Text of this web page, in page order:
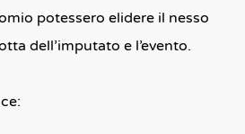
potessero elidere il nesso
dell’imputato e l’evento.